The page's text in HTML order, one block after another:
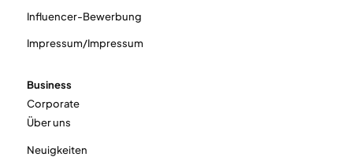
Influencer-Bewerbung
Impressum/Impressum
Business
Corporate
Über uns
Neuigkeiten